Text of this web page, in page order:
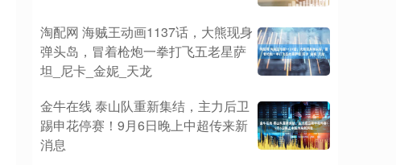
淘配网 海贼王动画1137话，大熊现身
弹头岛，冒着枪炮一拳打飞五老星萨
坦_尼卡_金妮_天龙
金牛在线 泰山队重新集结，主力后卫
踢申花停赛！9月6日晚上中超传来新
消息